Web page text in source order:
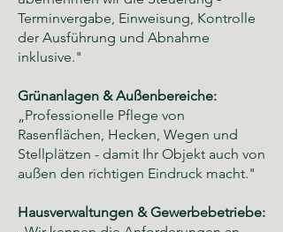
Terminvergabe, Einweisung, Kontrolle
der Ausführung und Abnahme
inklusive."
Grünanlagen & Außenbereiche:
„Professionelle Pflege von
Rasenflächen, Hecken, Wegen und
Stellplätzen - damit Ihr Objekt auch von
außen den richtigen Eindruck macht."
Hausverwaltungen & Gewerbebetriebe: